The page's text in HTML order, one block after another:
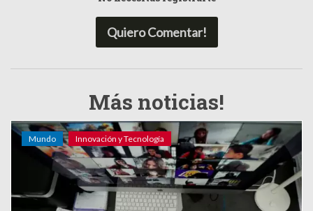
Quiero Comentar!
Más noticias!
Mundo Innovación y Tecnología